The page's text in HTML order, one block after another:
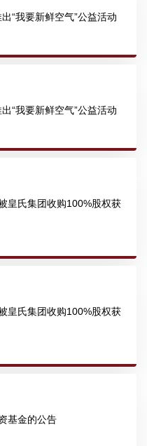
“我要新鲜空气”公益活动
“我要新鲜空气”公益活动
皇氏集团收购100%股权获
皇氏集团收购100%股权获
基金的公告